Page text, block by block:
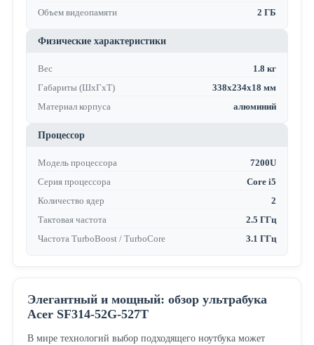
Объем видеопамяти
2 ГБ
Физические характеристики
Вес
1.8 кг
Габариты (ШхГхТ)
338x234x18 мм
Материал корпуса
алюминий
Процессор
Модель процессора
7200U
Серия процессора
Core i5
Количество ядер
2
Тактовая частота
2.5 ГГц
Частота TurboBoost / TurboCore
3.1 ГГц
Элегантный и мощный: обзор ультрабука
Acer SF314-52G-527T
В мире технологий выбор подходящего ноутбука может